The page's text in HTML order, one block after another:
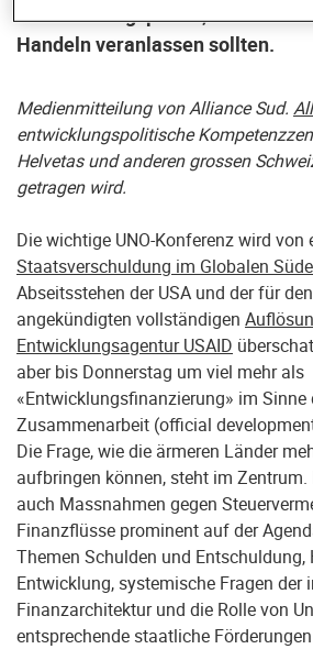
Entschuldungspolitik, die auch
Handeln veranlassen sollten.
Medienmitteilung von Alliance Sud.
entwicklungspolitische
Helvetas und anderen grossen
getragen wird.
Die wichtige UNO-Konferenz wird von
Staatsverschuldung im Globalen
Abseitsstehen der USA und der für
angekündigten vollständigen
Entwicklungsagentur USAID
aber bis Donnerstag um viel mehr als
«Entwicklungsfinanzierung» im Sinne
Zusammenarbeit (official
Die Frage, wie die ärmeren Länder
aufbringen können, steht im
auch Massnahmen gegen
Finanzflüsse prominent auf der
Themen Schulden und Entschuldung,
Entwicklung, systemische Fragen der
Finanzarchitektur und die Rolle von
entsprechende staatliche